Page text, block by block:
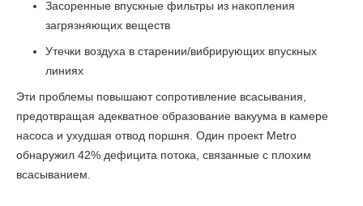
Засоренные впускные фильтры из накопления
загрязняющих веществ
Утечки воздуха в старении/вибрирующих впускных
линиях
Эти проблемы повышают сопротивление всасывания,
предотвращая адекватное образование вакуума в камере
насоса и ухудшая отвод поршня. Один проект Metro
обнаружил 42% дефицита потока, связанные с плохим
всасыванием.